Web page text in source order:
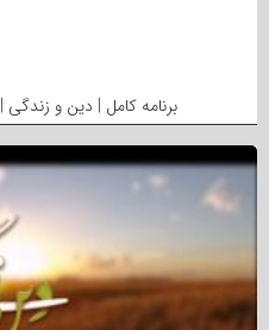
برنامه کامل | دین و زندگی | ۱۴۰۳.۱۱.۲۶ | استاد قدوسی